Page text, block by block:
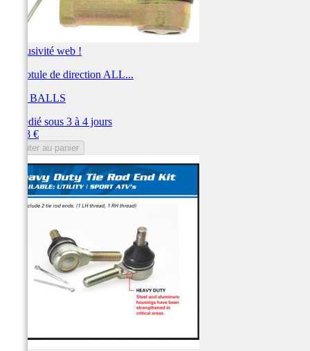
Exclusivité web !
Kit rotule de direction ALL...
ALL BALLS
Expédié sous 3 à 4 jours
68,08 €
Ajouter au panier